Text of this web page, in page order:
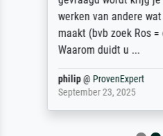
werken van andere
maakt (bvb zoek Ros =
Waarom duidt u ...
philip@ ProvenExpert
September 23, 2025